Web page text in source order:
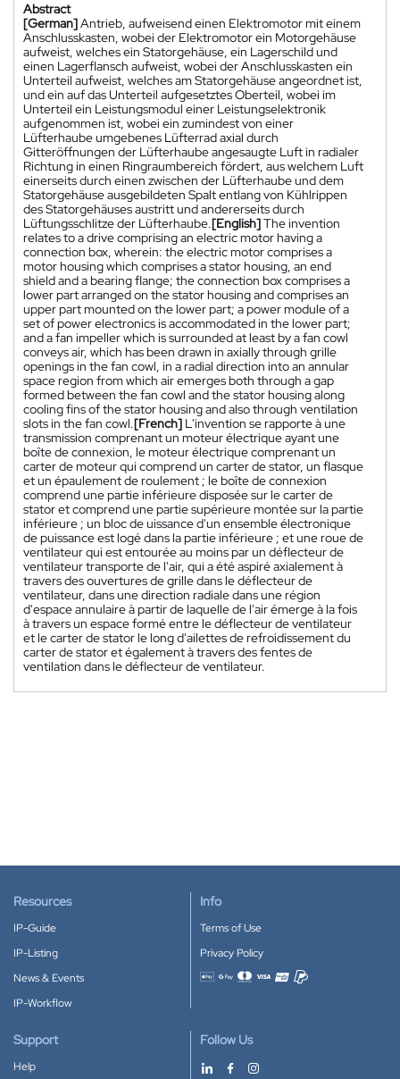
Abstract
[German]Antrieb, aufweisend einen Elektromotor mit einem
Anschlusskasten, wobei der Elektromotor ein Motorgehäuse
aufweist, welches ein Statorgehäuse, ein Lagerschild und
einen Lagerflansch aufweist, wobei der Anschlusskasten ein
Unterteil aufweist, welches am Statorgehäuse angeordnet ist,
und ein auf das Unterteil aufgesetztes Oberteil, wobei im
Unterteil ein Leistungsmodul einer Leistungselektronik
aufgenommen ist, wobei ein zumindest von einer
Lüfterhaube umgebenes Lüfterrad axial durch
Gitteröffnungen der Lüfterhaube angesaugte Luft in radialer
Richtung in einen Ringraumbereich fördert, aus welchem Luft
einerseits durch einen zwischen der Lüfterhaube und dem
Statorgehäuse ausgebildeten Spalt entlang von Kühlrippen
des Statorgehäuses austritt und andererseits durch
Lüftungsschlitze der Lüfterhaube.[English]The invention
relates to a drive comprising an electric motor having a
connection box, wherein: the electric motor comprises a
motor housing which comprises a stator housing, an end
shield and a bearing flange; the connection box comprises a
lower part arranged on the stator housing and comprises an
upper part mounted on the lower part; a power module of a
set of power electronics is accommodated in the lower part;
and a fan impeller which is surrounded at least by a fan cowl
conveys air, which has been drawn in axially through grille
openings in the fan cowl, in a radial direction into an annular
space region from which air emerges both through a gap
formed between the fan cowl and the stator housing along
cooling fins of the stator housing and also through ventilation
slots in the fan cowl.[French] L'invention se rapporte à une
transmission comprenant un moteur électrique ayant une
boîte de connexion, le moteur électrique comprenant un
carter de moteur qui comprend un carter de stator, un flasque
et un épaulement de roulement ; le boîte de connexion
comprend une partie inférieure disposée sur le carter de
stator et comprend une partie supérieure montée sur la partie
inférieure ; un bloc de uissance d'un ensemble électronique
de puissance est logé dans la partie inférieure ; et une roue de
ventilateur qui est entourée au moins par un déflecteur de
ventilateur transporte de l'air, qui a été aspiré axialement à
travers des ouvertures de grille dans le déflecteur de
ventilateur, dans une direction radiale dans une région
d'espace annulaire à partir de laquelle de l'air émerge à la fois
à travers un espace formé entre le déflecteur de ventilateur
et le carter de stator le long d'ailettes de refroidissement du
carter de stator et également à travers des fentes de
ventilation dans le déflecteur de ventilateur.
Resources
IP-Guide
IP-Listing
News & Events
IP-Workflow
Info
Terms of Use
Privacy Policy
Accepted payment methods
Support
Help
Follow Us